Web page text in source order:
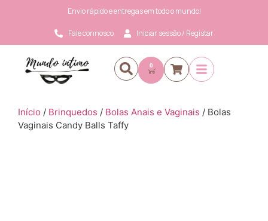
Envio rápido e entregas em todo o mundo!
Fale connosco Iniciar sessão / Registar
0
Início / Brinquedos / Bolas Anais e Vaginais / Bolas
Vaginais Candy Balls Taffy